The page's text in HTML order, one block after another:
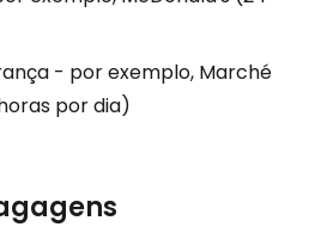
- por exemplo, Marché
por dia)